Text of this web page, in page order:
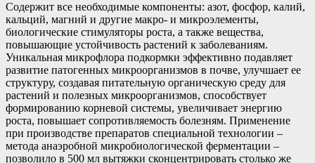
Содержит все необходимые компоненты: азот, фосфор, калий,
кальций, магний и другие макро- и микроэлементы,
биологические стимуляторы роста, а также вещества,
повышающие устойчивость растений к заболеваниям.
Уникальная микрофлора подкормки эффективно подавляет
развитие патогенных микроорганизмов в почве, улучшает ее
структуру, создавая питательную органическую среду для
растений и полезных микроорганизмов, способствует
формированию корневой системы, увеличивает энергию
роста, повышает сопротивляемость болезням. Применение
при производстве препаратов специальной технологии –
метода анаэробной микробиологической ферментации –
позволило в 500 мл вытяжки сконцентрировать столько же